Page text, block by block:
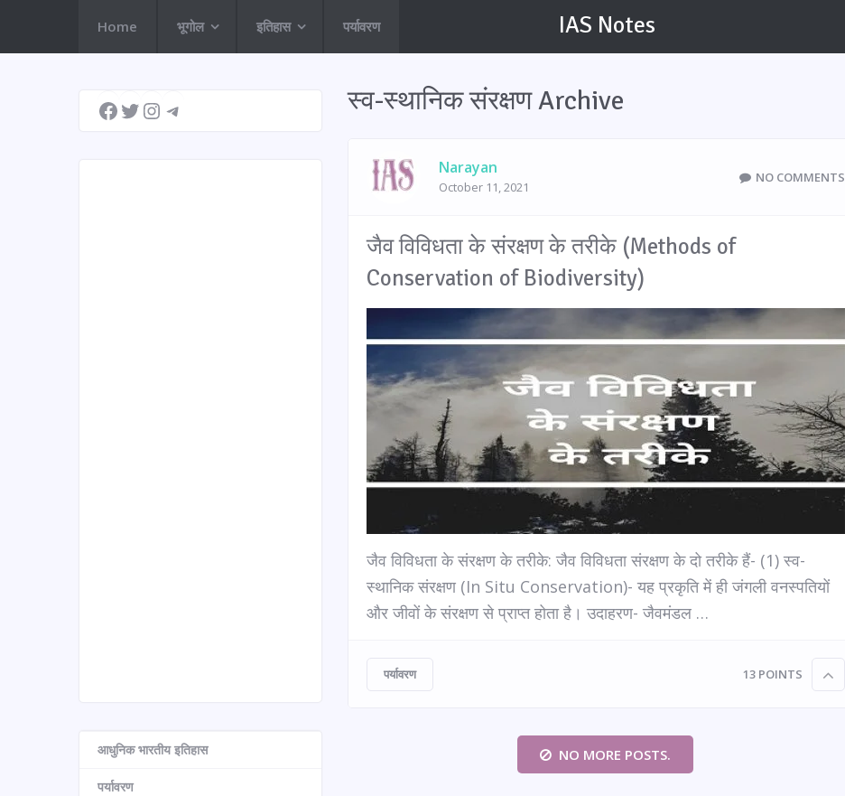
Home भूगोल इतिहास पर्यावरण IAS Notes
स्व-स्थानिक संरक्षण Archive
Narayan
October 11, 2021
NO COMMENTS
जैव विविधता के संरक्षण के तरीके (Methods of
Conservation of Biodiversity)
जैव विविधता के संरक्षण के तरीके: जैव विविधता संरक्षण के दो तरीके हैं- (1) स्व-
स्थानिक संरक्षण (In Situ Conservation)- यह प्रकृति में ही जंगली वनस्पतियों
और जीवों के संरक्षण से प्राप्त होता है। उदाहरण- जैवमंडल …
पर्यावरण 13 POINTS
NO MORE POSTS.
Facebook
TwitterInstagram
आधुनिक भारतीय इतिहास
पर्यावरण